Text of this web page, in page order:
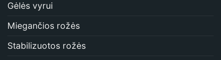
Gėlės vyrui
Miegančios rožės
Stabilizuotos rožės